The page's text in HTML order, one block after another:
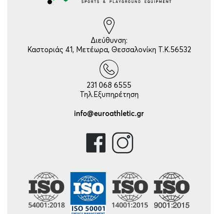
Διεύθυνση:
Καστοριάς 41, Μετέωρα, Θεσσαλονίκη Τ.Κ.56532
231 068 6555
Τηλ.Εξυπηρέτηση
info@euroathletic.gr